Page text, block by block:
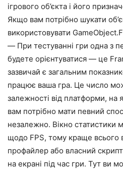
ігрового об’єкта і його
Якщо вам потрібно шукати
використовувати
— При тестуванні гри одна з
будете орієнтуватися — це
зазвичай є загальним
працює ваша гра. Це число
залежності від платформи, на
вам потрібно мати певний
незалежно. Вікно статистики
щодо FPS, тому краще всього
профайлер або власний
на екрані під час гри. Тут ви